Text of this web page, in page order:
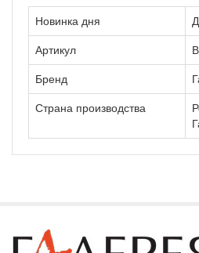
Новинка дня
Артикул
Бренд
Страна производства